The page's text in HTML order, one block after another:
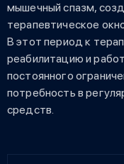
мышечный спазм,
терапевтическое
В этот период к
реабилитацию и
постоянного
потребность в
средств.